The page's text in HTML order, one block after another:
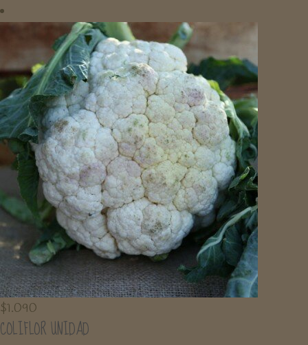
$1.090
COLIFLOR UNIDAD